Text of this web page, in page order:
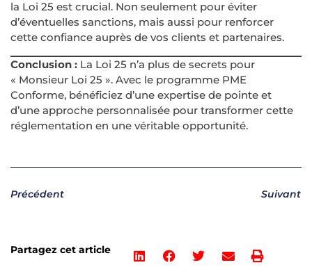
la Loi 25 est crucial. Non seulement pour éviter
d’éventuelles sanctions, mais aussi pour renforcer
cette confiance auprès de vos clients et partenaires.
Conclusion : La Loi 25 n’a plus de secrets pour
« Monsieur Loi 25 ». Avec le programme PME
Conforme, bénéficiez d’une expertise de pointe et
d’une approche personnalisée pour transformer cette
réglementation en une véritable opportunité.
Précédent Suivant
Partagez cet article